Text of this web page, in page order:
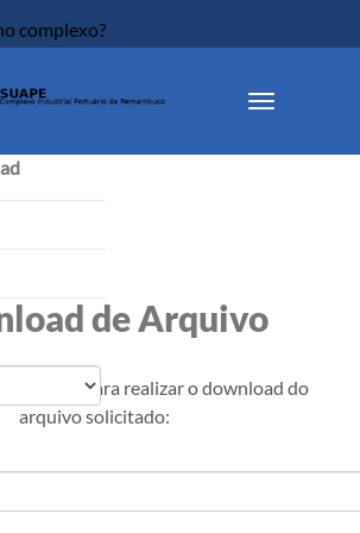
complexo?
de Arquivo
abaixo para realizar o download do
arquivo solicitado: